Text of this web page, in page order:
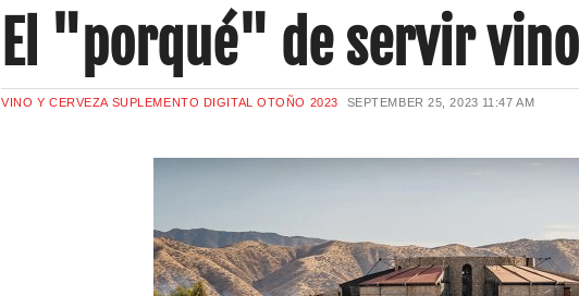
El "porqué" de servir
VINO Y CERVEZA SUPLEMENTO DIGITAL OTOÑO 2023 SEPTEMBER 25, 2023 11:47 AM